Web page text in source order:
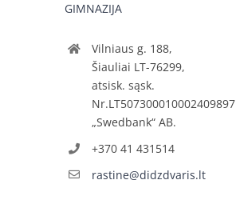
GIMNAZIJA
Vilniaus g. 188,
Šiauliai LT-76299,
atsisk. sąsk.
Nr.LT507300010002409897
„Swedbank“ AB.
+370 41 431514
rastine@didzdvaris.lt